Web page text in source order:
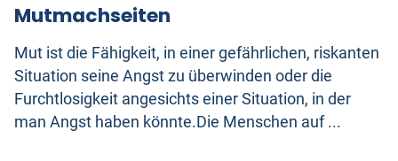
Mutmachseiten
Mut ist die Fähigkeit, in einer gefährlichen, riskanten
Situation seine Angst zu überwinden oder die
Furchtlosigkeit angesichts einer Situation, in der
man Angst haben könnte.Die Menschen auf ...